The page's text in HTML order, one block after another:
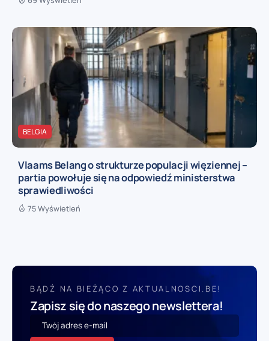
BELGIA
Vlaams Belang o strukturze populacji więziennej –
partia powołuje się na odpowiedź ministerstwa
sprawiedliwości
75 Wyświetleń
BĄDŹ NA BIEŻĄCO Z AKTUALNOSCI.BE!
Zapisz się do naszego newslettera!